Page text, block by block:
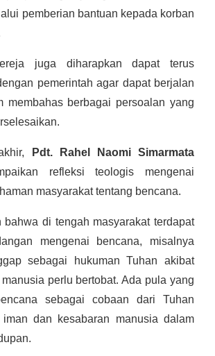
pemberian bantuan kepada korban
juga diharapkan dapat terus
pemerintah agar dapat berjalan
membahas berbagai persoalan yang
Pdt. Rahel Naomi Simarmata
refleksi teologis mengenai
masyarakat tentang bencana.
bahwa di tengah masyarakat terdapat
mengenai bencana, misalnya
sebagai hukuman Tuhan akibat
perlu bertobat. Ada pula yang
sebagai cobaan dari Tuhan
dan kesabaran manusia dalam